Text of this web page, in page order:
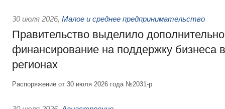
30 июля 2026, Малое и среднее предпринимательство
Правительство выделило
финансирование на поддержку бизнеса
регионах
Распоряжение от 30 июля 2026 года №2031-р